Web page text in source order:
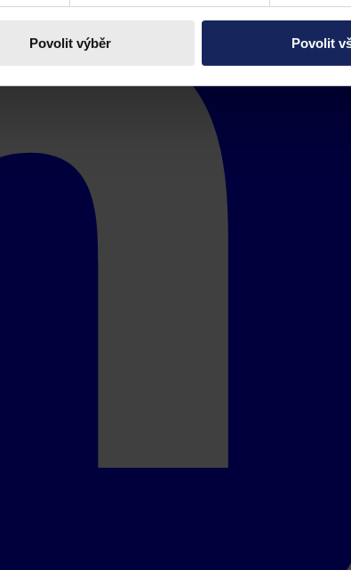
Povolit výběr Povolit